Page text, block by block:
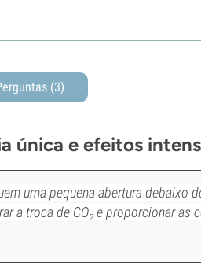
(3)
única e efeitos
uma pequena abertura debaixo
a troca de CO₂ e proporcionar as